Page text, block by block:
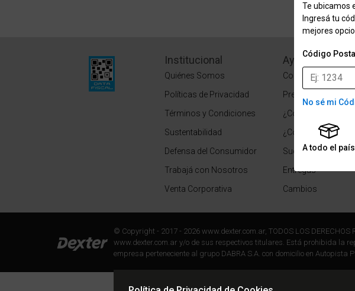
Te ubicamos
Ingresá tu
mejores
Código
No sé mi
A todo el país
Institucional
Quiénes Somos
Políticas de Privacidad
Términos y Condiciones
Sustentabilidad
Defensa del Consumidor
Trabajá con Nosotros
Venta Corporativa
Ayuda
Condiciones de
Preguntas
¿Cómo comprar?
¿Cómo medir tu
Sucursales
Entregas
Cambios
© Copyright - 2017 - 2026 www.dexter.com.ar, TODOS LOS
www.dexter.com.ar y/o de sus respectivos titulares. Está prohibida la
empresa perteneciente al grupo DABRA S.A. con domicilio en